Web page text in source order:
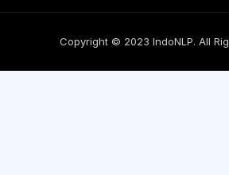
Copyright © 2023 IndoNLP. All